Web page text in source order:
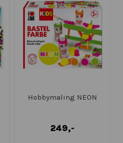
Hobbymaling NEON
249,-